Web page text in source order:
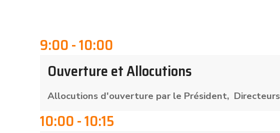
9:00 - 10:00
Ouverture et Allocutions
Allocutions d'ouverture par le Président,
10:00 - 10:15